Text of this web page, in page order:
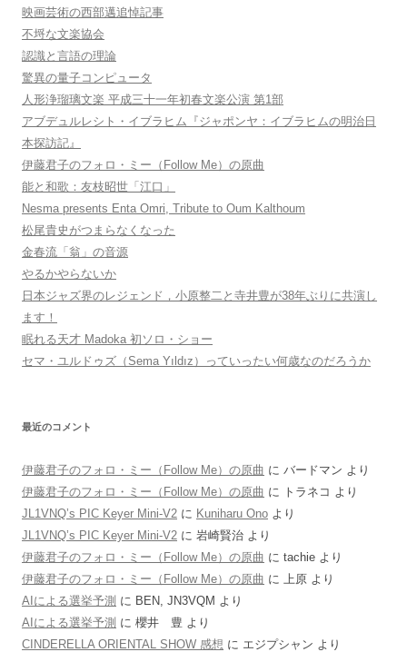
映画芸術の西部邁追悼記事
不埒な文楽協会
認識と言語の理論
驚異の量子コンピュータ
人形浄瑠璃文楽 平成三十一年初春文楽公演 第1部
アブデュルレシト・イブラヒム『ジャポンヤ：イブラヒムの明治日
本探訪記』
伊藤君子のフォロ・ミー（Follow Me）の原曲
能と和歌：友枝昭世「江口」
Nesma presents Enta Omri, Tribute to Oum Kalthoum
松尾貴史がつまらなくなった
金春流「翁」の音源
やるかやらないか
日本ジャズ界のレジェンド，小原整二と寺井豊が38年ぶりに共演し
ます！
眠れる天才 Madoka 初ソロ・ショー
セマ・ユルドゥズ（Sema Yıldız）っていったい何歳なのだろうか
最近のコメント
伊藤君子のフォロ・ミー（Follow Me）の原曲 に バードマン より
伊藤君子のフォロ・ミー（Follow Me）の原曲 に トラネコ より
JL1VNQ’s PIC Keyer Mini-V2 に Kuniharu Ono より
JL1VNQ’s PIC Keyer Mini-V2 に 岩崎賢治 より
伊藤君子のフォロ・ミー（Follow Me）の原曲 に tachie より
伊藤君子のフォロ・ミー（Follow Me）の原曲 に 上原 より
AIによる選挙予測 に BEN, JN3VQM より
AIによる選挙予測 に 櫻井 豊 より
CINDERELLA ORIENTAL SHOW 感想 に エジプシャン より